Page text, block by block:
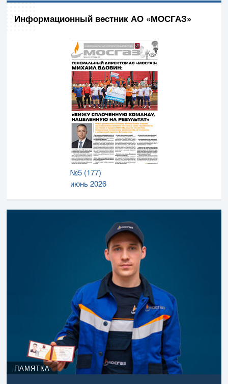
Информационный вестник АО «МОСГАЗ»
№5 (177)
июнь 2026
ПАМЯТКА